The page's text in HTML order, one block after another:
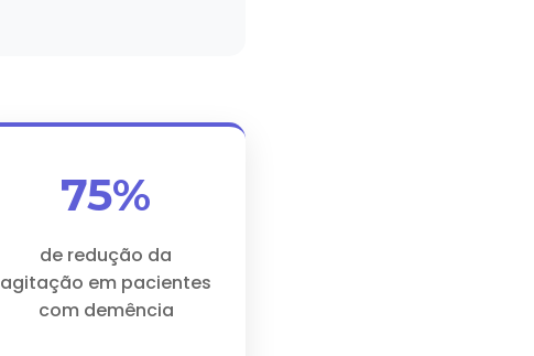
75%
de redução da
agitação em pacientes
com demência